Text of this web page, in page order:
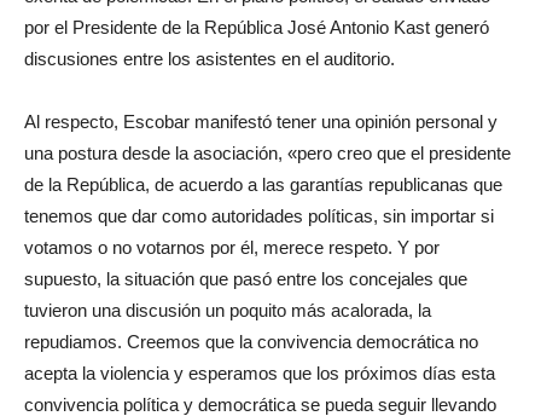
por el Presidente de la República José Antonio Kast generó
discusiones entre los asistentes en el auditorio.
Al respecto, Escobar manifestó tener una opinión personal y
una postura desde la asociación, «pero creo que el presidente
de la República, de acuerdo a las garantías republicanas que
tenemos que dar como autoridades políticas, sin importar si
votamos o no votarnos por él, merece respeto. Y por
supuesto, la situación que pasó entre los concejales que
tuvieron una discusión un poquito más acalorada, la
repudiamos. Creemos que la convivencia democrática no
acepta la violencia y esperamos que los próximos días esta
convivencia política y democrática se pueda seguir llevando